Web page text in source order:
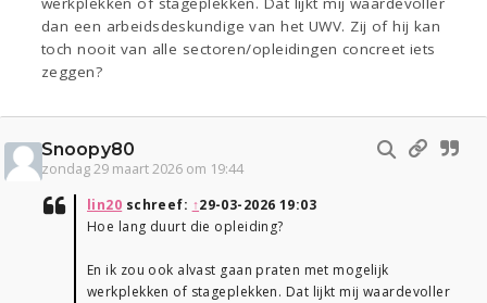
dan een arbeidsdeskundige van het UWV. Zij of hij kan
toch nooit van alle sectoren/opleidingen concreet iets
zeggen?
Snoopy80
zondag 29 maart 2026 om 19:44
lin20 schreef: ↑29-03-2026 19:03
Hoe lang duurt die opleiding?
En ik zou ook alvast gaan praten met mogelijk
werkplekken of stageplekken. Dat lijkt mij waardevoller